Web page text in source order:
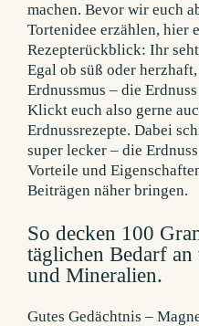
machen. Bevor wir euch
Tortenidee erzählen, hier
Rezepterückblick: Ihr
Egal ob süß oder
Erdnussmus – die
Klickt euch also gerne
Erdnussrezepte. Dabei
super lecker – die
Vorteile und
Beiträgen näher bringen.
So decken 100
täglichen Bedarf
und Mineralien.
Gutes Gedächtnis –